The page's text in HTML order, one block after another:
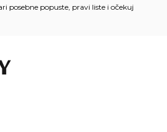
posebne popuste, pravi liste i očekuj